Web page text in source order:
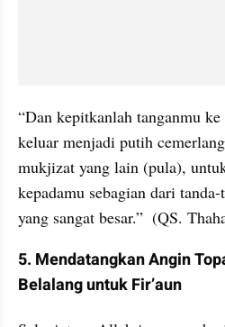
“Dan kepitkanlah tanganmu
keluar menjadi putih
mukjizat yang lain (pula),
kepadamu sebagian dari
yang sangat besar.”  (QS.
5. Mendatangkan Angin
Belalang untuk Fir’aun